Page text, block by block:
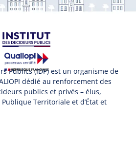
Publics (IDP) est un organisme de
dédié au renforcement des
publics et privés – élus,
Territoriale et d’État et